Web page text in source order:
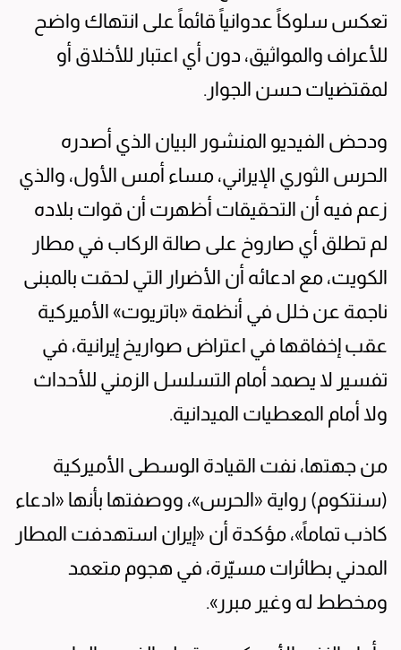
تعكس سلوكاً عدوانياً قائماً على انتهاك واضح
للأعراف والمواثيق، دون أي اعتبار للأخلاق أو
لمقتضيات حسن الجوار.
ودحض الفيديو المنشور البيان الذي أصدره
الحرس الثوري الإيراني، مساء أمس الأول، والذي
زعم فيه أن التحقيقات أظهرت أن قوات بلاده
لم تطلق أي صاروخ على صالة الركاب في مطار
الكويت، مع ادعائه أن الأضرار التي لحقت بالمبنى
ناجمة عن خلل في أنظمة «باتريوت» الأميركية
عقب إخفاقها في اعتراض صواريخ إيرانية، في
تفسير لا يصمد أمام التسلسل الزمني للأحداث
ولا أمام المعطيات الميدانية.
من جهتها، نفت القيادة الوسطى الأميركية
(سنتكوم) رواية «الحرس»، ووصفتها بأنها «ادعاء
كاذب تماماً»، مؤكدة أن «إيران استهدفت المطار
المدني بطائرات مسيّرة، في هجوم متعمد
ومخطط له وغير مبرر».